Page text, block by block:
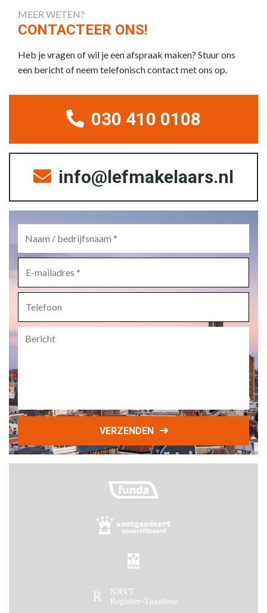
MEER WETEN?
CONTACTEER ONS!
Heb je vragen of wil je een afspraak maken? Stuur ons
een bericht of neem telefonisch contact met ons op.
030 410 0108
info@lefmakelaars.nl
mailadres *
VERZENDEN